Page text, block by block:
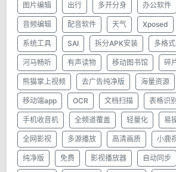
图片编辑 出行 多开分身 办公软件
音频编辑 配音软件 天气 Xposed
系统工具 SAI 拆分APK安装 多格
河马畅听 有声读物 移动图书馆 碎
熊猫掌上视频 去广告纯净版 海量资源
移动端app OCR 文档扫描 表格识别
手机收音机 全频道覆盖 轻量化 易
全网影视 多源播放 高清画质 小鹿
纯净版 免费 影视播放器 自动同步